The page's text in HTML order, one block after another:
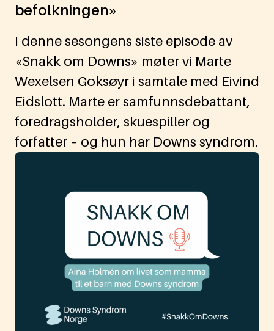
befolkningen»
I denne sesongens siste episode av
«Snakk om Downs» møter vi Marte
Wexelsen Goksøyr i samtale med Eivind
Eidslott. Marte er samfunnsdebattant,
foredragsholder, skuespiller og
forfatter – og hun har Downs syndrom.